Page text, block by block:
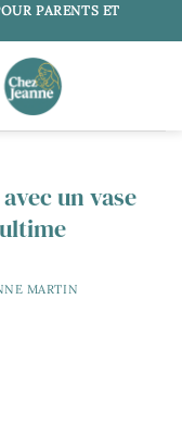
PARENTS ET
un vase
MARTIN